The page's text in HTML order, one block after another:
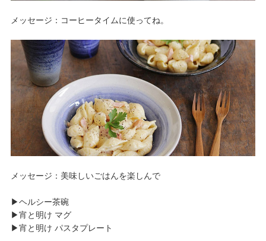
メッセージ：コーヒータイムに使ってね。
メッセージ：美味しいごはんを楽しんで
▶︎ヘルシー茶碗
▶︎宵と明け マグ
▶︎宵と明け パスタプレート